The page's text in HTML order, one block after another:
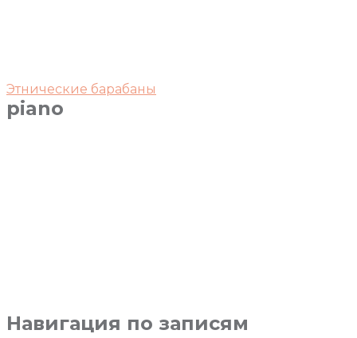
Этнические барабаны
piano
Навигация по записям